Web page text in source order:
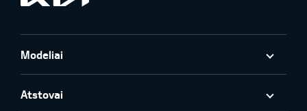
Modeliai
Atstovai